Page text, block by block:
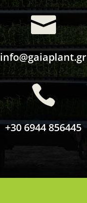

info@gaiaplant.gr

+30 6944 856445